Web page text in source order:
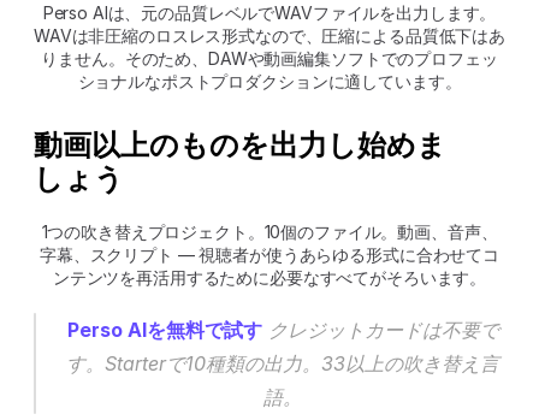
Perso AIは、元の品質レベルでWAVファイルを出力します。
WAVは非圧縮のロスレス形式なので、圧縮による品質低下はあ
りません。そのため、DAWや動画編集ソフトでのプロフェッ
ショナルなポストプロダクションに適しています。
動画以上のものを出力し始めま
しょう
1つの吹き替えプロジェクト。10個のファイル。動画、音声、
字幕、スクリプト — 視聴者が使うあらゆる形式に合わせてコ
ンテンツを再活用するために必要なすべてがそろいます。
Perso AIを無料で試す クレジットカードは不要で
す。Starterで10種類の出力。33以上の吹き替え言
語。